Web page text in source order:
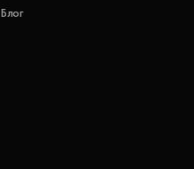
Блог